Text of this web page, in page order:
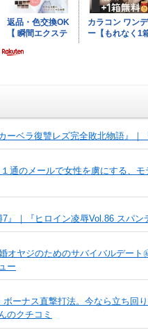
ーベラ復讐レズ完全敗北物語』
通のメールで女性を虜にする、
7』｜『ヒロイン凌辱Vol.86 スパ
オヤジのためのサバイバルデー
ー
ボーナス直撃打法。今なら立ち回
のクチコミ